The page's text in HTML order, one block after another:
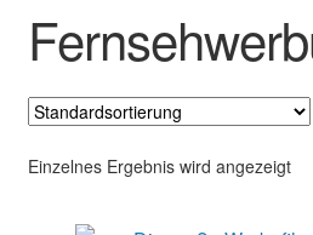
Einzelnes Ergebnis wird angezeigt